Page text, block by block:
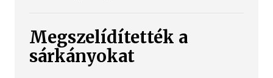
Megszelídítették a
sárkányokat